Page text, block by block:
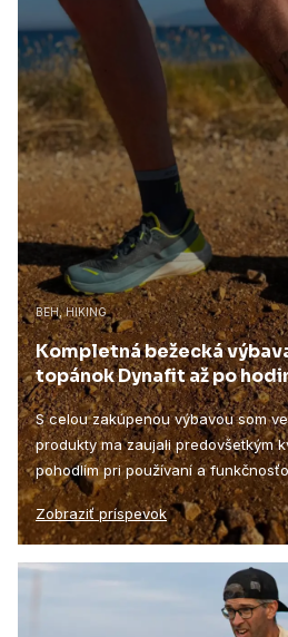
BEH, HIKING
Kompletná bežecká
topánok Dynafit až po
S celou zakúpenou výbavou som
produkty ma zaujali predovšetkým
pohodlím pri používaní a
Zobraziť príspevok